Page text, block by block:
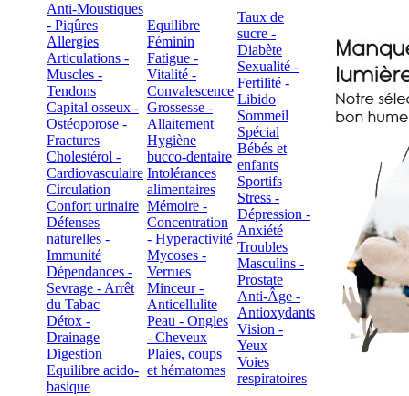
Anti-Moustiques
- Piqûres
Allergies
Articulations -
Muscles -
Tendons
Capital osseux -
Ostéoporose -
Fractures
Cholestérol -
Cardiovasculaire
Circulation
Confort urinaire
Défenses
naturelles -
Immunité
Dépendances -
Sevrage - Arrêt
du Tabac
Détox -
Drainage
Digestion
Equilibre acido-
basique
Equilibre
Féminin
Fatigue -
Vitalité -
Convalescence
Grossesse -
Allaitement
Hygiène
bucco-dentaire
Intolérances
alimentaires
Mémoire -
Concentration
- Hyperactivité
Mycoses -
Verrues
Minceur -
Anticellulite
Peau - Ongles
- Cheveux
Plaies, coups
et hématomes
Taux de
sucre -
Diabète
Sexualité -
Fertilité -
Libido
Sommeil
Spécial
Bébés et
enfants
Sportifs
Stress -
Dépression -
Anxiété
Troubles
Masculins -
Prostate
Anti-Âge -
Antioxydants
Vision -
Yeux
Voies
respiratoires